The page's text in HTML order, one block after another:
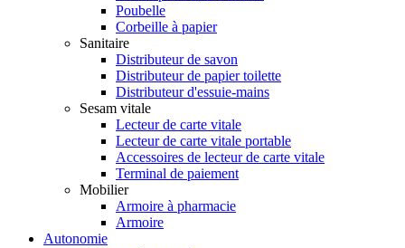
Poubelle
Corbeille à papier
Sanitaire
Distributeur de savon
Distributeur de papier toilette
Distributeur d'essuie-mains
Sesam vitale
Lecteur de carte vitale
Lecteur de carte vitale portable
Accessoires de lecteur de carte vitale
Terminal de paiement
Mobilier
Armoire à pharmacie
Armoire
Autonomie